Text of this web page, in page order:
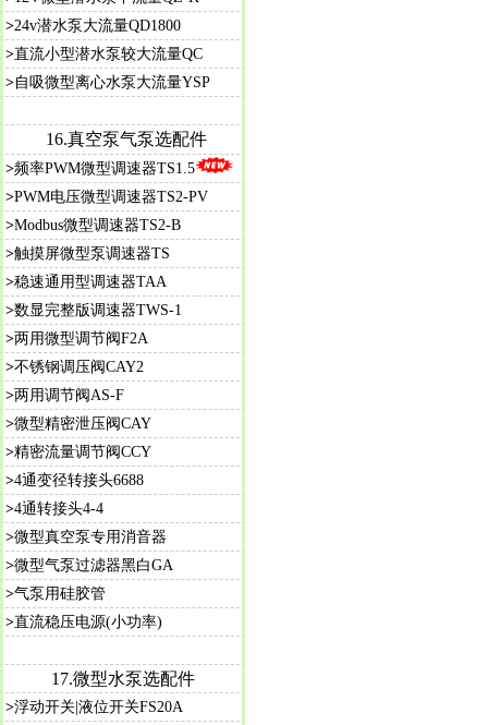
>24v潜水泵大流量QD1800
>直流小型潜水泵较大流量QC
>自吸微型离心水泵大流量YSP
16.真空泵气泵选配件
>频率PWM微型调速器TS1.5
>PWM电压微型调速器TS2-PV
>Modbus微型调速器TS2-B
>触摸屏微型泵调速器TS
>稳速通用型调速器TAA
>数显完整版调速器TWS-1
>两用微型调节阀F2A
>不锈钢调压阀CAY2
>两用调节阀AS-F
>微型精密泄压阀CAY
>精密流量调节阀CCY
>4通变径转接头6688
>4通转接头4-4
>微型真空泵专用消音器
>微型气泵过滤器黑白GA
>气泵用硅胶管
>直流稳压电源(小功率)
17.微型水泵选配件
>浮动开关|液位开关FS20A